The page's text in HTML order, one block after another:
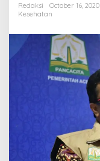
Redaksi
October 16, 2020
Kesehatan